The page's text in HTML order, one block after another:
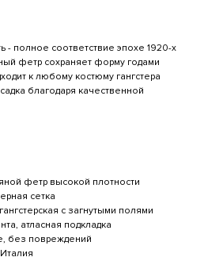
- полное соответствие эпохе 1920-х
фетр сохраняет форму годами
к любому костюму гангстера
благодаря качественной
фетр высокой плотности
сетка
с загнутыми полями
атласная подкладка
без повреждений